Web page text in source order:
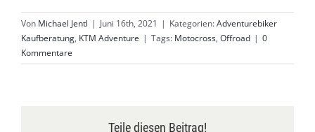
Von Michael Jentl | Juni 16th, 2021 | Kategorien:Adventurebiker
Kaufberatung, KTM Adventure | Tags: Motocross, Offroad | 0
Kommentare
Teile diesen Beitrag!